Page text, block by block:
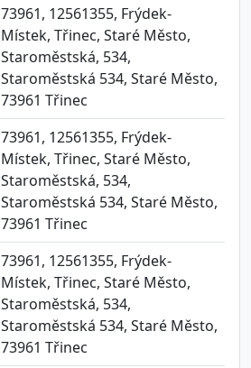
73961, 12561355, Frýdek-
Místek, Třinec, Staré Město,
Staroměstská, 534,
Staroměstská 534, Staré Město,
73961 Třinec
73961, 12561355, Frýdek-
Místek, Třinec, Staré Město,
Staroměstská, 534,
Staroměstská 534, Staré Město,
73961 Třinec
73961, 12561355, Frýdek-
Místek, Třinec, Staré Město,
Staroměstská, 534,
Staroměstská 534, Staré Město,
73961 Třinec